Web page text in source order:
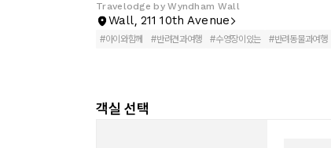
Travelodge by Wyndham Wall
Wall, 211 10th Avenue
#아이와함께 #반려견과여행 #수영장이있는 #반려동물과여행
객실 선택